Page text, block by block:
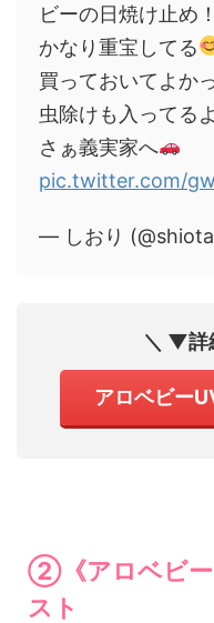
ビーの日焼け止め
かなり重宝してる
買っておいてよか
虫除けも入ってる
さぁ義実家へ
pic.twitter.com/
— しおり
＼ ▼詳
アロベビー
②《アロベビー
スト